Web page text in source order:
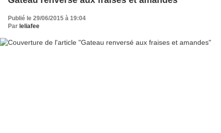
Publié le 29/06/2015 à 19:04
Par leliafee